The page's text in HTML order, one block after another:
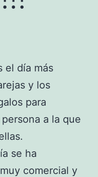
el día más
y los
para
a la que
se ha
comercial y